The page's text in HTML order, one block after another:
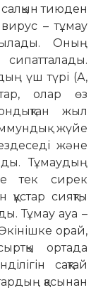
тиюден
– тұмау
Оның
үш түрі (А,
олар өз
жыл
жүйе
және
Тұмаудың
тек сирек
сияқты
Тұмау ауа –
орай,
ортада
сақтай
қасынан